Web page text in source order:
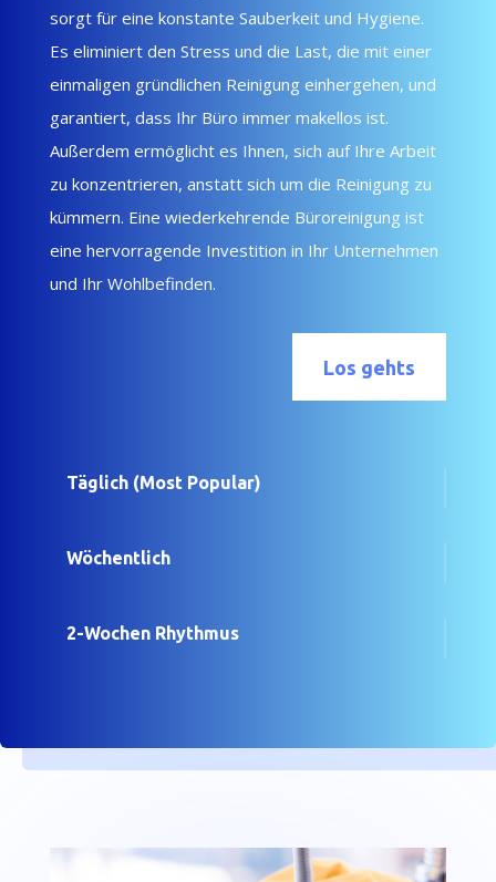
sorgt für eine konstante Sauberkeit und Hygiene.
Es eliminiert den Stress und die Last, die mit einer
einmaligen gründlichen Reinigung einhergehen, und
garantiert, dass Ihr Büro immer makellos ist.
Außerdem ermöglicht es Ihnen, sich auf Ihre Arbeit
zu konzentrieren, anstatt sich um die Reinigung zu
kümmern. Eine wiederkehrende Büroreinigung ist
eine hervorragende Investition in Ihr Unternehmen
und Ihr Wohlbefinden.
Los gehts
Täglich (Most Popular)
Wöchentlich
2-Wochen Rhythmus